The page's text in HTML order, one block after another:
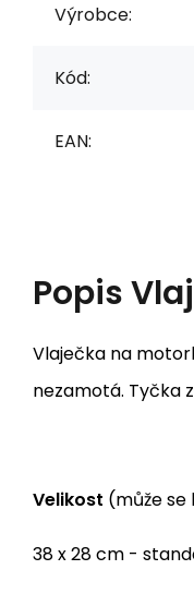
Výrobce:
Kód:
EAN:
Popis
Vlaječka na
nezamotá. Tyčka
Velikost (může se
38 x 28 cm -